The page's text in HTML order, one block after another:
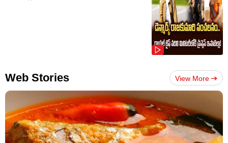
Web Stories View More